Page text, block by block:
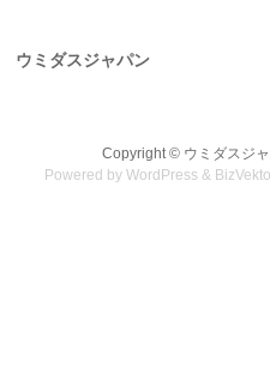
ウミダスジャパン
Copyright © ウミダスジ
Powered byWordPress &